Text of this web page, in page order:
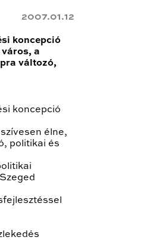
2007.01.12
koncepció
a
változó,
koncepció
élne,
politikai és